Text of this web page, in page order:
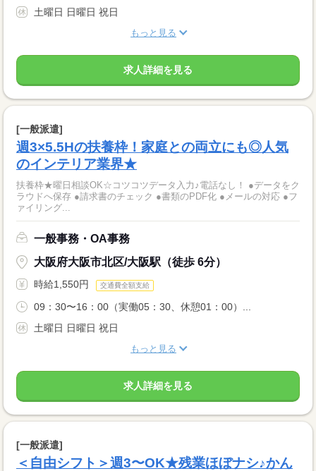
土曜日 日曜日 祝日
もっと見る
求人詳細を見る
[一般派遣]
週3×5.5Hの扶養枠！家庭との両立にも◎人気
のインテリア業界★
扶養枠★曜日相談OK☆コツコツデータ入力♪電話なし！ ●データをク
ラウドへ保存 ●請求書のチェック ●書類のPDF化 ●メールの対応 ●フ
ァイリング...
一般事務・OA事務
大阪府大阪市北区/大阪駅（徒歩 6分）
時給1,550円 交通費全額支給
09：30〜16：00（実働05：30、休憩01：00）...
土曜日 日曜日 祝日
もっと見る
求人詳細を見る
[一般派遣]
＜自由シフト＞週3〜OK★残業ほぼナシ♪かん